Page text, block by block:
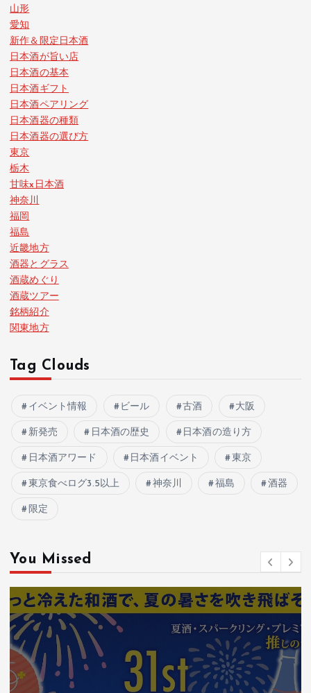
山形
愛知
新作＆限定日本酒
日本酒が旨い店
日本酒の基本
日本酒ギフト
日本酒ペアリング
日本酒器の種類
日本酒器の選び方
東京
栃木
甘味x日本酒
神奈川
福岡
福島
近畿地方
酒器とグラス
酒蔵めぐり
酒蔵ツアー
銘柄紹介
関東地方
Tag Clouds
イベント情報 ビール 古酒 大阪
新発売 日本酒の歴史 日本酒の造り方
日本酒アワード 日本酒イベント 東京
東京食べログ3.5以上 神奈川 福島 酒器
限定
You Missed